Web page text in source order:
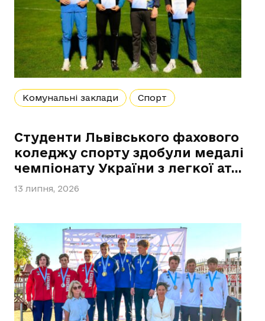
Комунальні заклади Спорт
Студенти Львівського фахового
коледжу спорту здобули медалі
чемпіонату України з легкої ат…
13 липня, 2026